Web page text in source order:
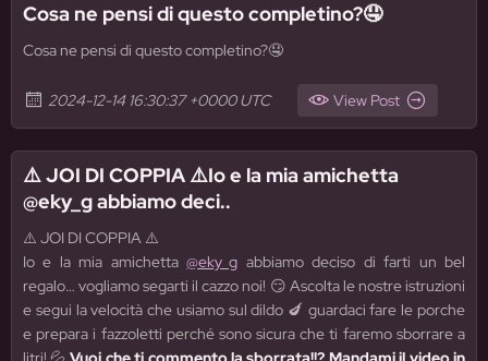
Cosa ne pensi di questo completino?🤤
Cosa ne pensi di questo completino?🤤
2024-12-14 16:30:37 +0000 UTC View Post
⚠️ JOI DI COPPIA ⚠️Io e la mia amichetta
@eky_g abbiamo deci..
⚠️ JOI DI COPPIA ⚠️
Io e la mia amichetta@eky_g abbiamo deciso di farti un bel
regalo… vogliamo segarti il cazzo noi! 😏 Ascolta le nostre istruzioni
e segui la velocità che usiamo sul dildo 🍆 guardaci fare le porche
e prepara i fazzoletti perché sono sicura che ti faremo sborrare a